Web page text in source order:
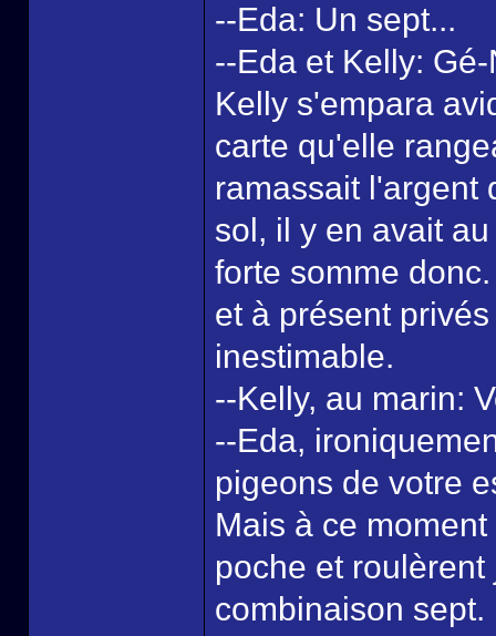
--Eda: Un sept...
--Eda et Kelly:
Kelly s'empara
carte qu'elle
ramassait l'argent
sol, il y en avait
forte somme
et à présent
inestimable.
--Kelly, au marin:
--Eda,
pigeons de votre
Mais à ce
poche et
combinaison